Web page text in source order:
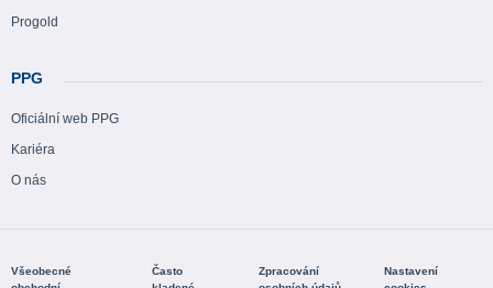
Progold
PPG
Oficiální web PPG
Kariéra
O nás
Všeobecné
Často
Zpracování
Nastavení